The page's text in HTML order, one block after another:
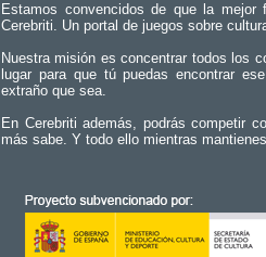
Estamos convencidos de que la
Cerebriti. Un portal de juegos sobre
Nuestra misión es concentrar todos los
lugar para que tú puedas encontrar
extraño que sea.
En Cerebriti además, podrás competir
más sabe. Y todo ello mientras